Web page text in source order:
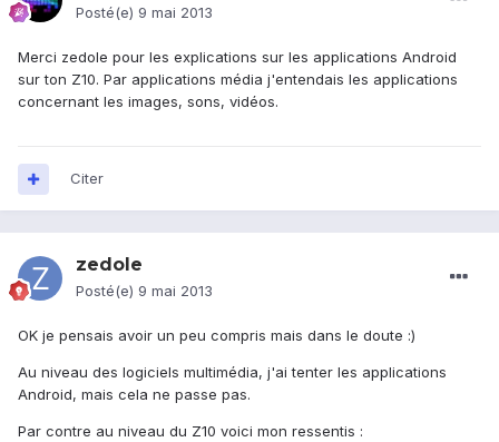
Posté(e) 9 mai 2013
Merci zedole pour les explications sur les applications Android
sur ton Z10. Par applications média j'entendais les applications
concernant les images, sons, vidéos.
Citer
zedole
Posté(e) 9 mai 2013
OK je pensais avoir un peu compris mais dans le doute :)
Au niveau des logiciels multimédia, j'ai tenter les applications
Android, mais cela ne passe pas.
Par contre au niveau du Z10 voici mon ressentis :